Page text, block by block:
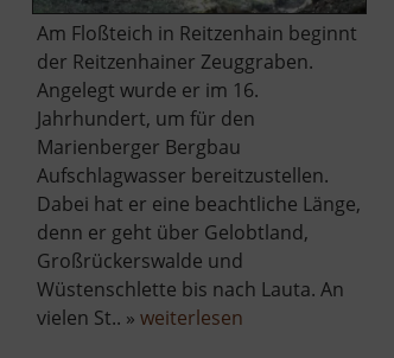
Am Floßteich in Reitzenhain beginnt
der Reitzenhainer Zeuggraben.
Angelegt wurde er im 16.
Jahrhundert, um für den
Marienberger Bergbau
Aufschlagwasser bereitzustellen.
Dabei hat er eine beachtliche Länge,
denn er geht über Gelobtland,
Großrückerswalde und
Wüstenschlette bis nach Lauta. An
vielen St.. » weiterlesenüber